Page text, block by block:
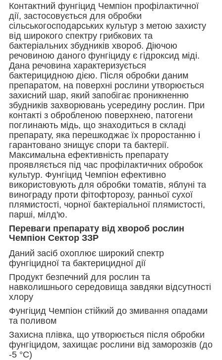
Контактний фунгіцид Чемпіон профілактичної
дії, застосовується для обробки
сільськогосподарських культур з метою захисту
від широкого спектру грибкових та
бактеріальних збудників хвороб. Діючою
речовиною даного фунгіциду є гідроксид міді.
Дана речовина характеризується
бактерицидною дією. Після обробки даним
препаратом, на поверхні рослини утворюється
захисний шар, який запобігає проникненню
збудників захворювань усередину рослин. При
контакті з обробленою поверхнею, патогени
поглинають мідь, що знаходиться в складі
препарату, яка перешкоджає їх проростанню і
гарантовано знищує спори та бактерії.
Максимальна ефективність препарату
проявляється під час профілактичних обробок
культур. Фунгіцид Чемпіон ефективно
використовують для обробки томатів, яблуні та
винограду проти фітофторозу, ранньої сухої
плямистості, чорної бактеріальної плямистості,
парші, мілд'ю.
Переваги препарату від хвороб рослин
Чемпіон Сектор ЗЗР
Даний засіб охоплює широкий спектр
фунгіцидної та бактерицидної дії
Продукт безпечний для рослин та
навколишнього середовища завдяки відсутності
хлору
Фунгіцид Чемпіон стійкий до змивання опадами
та поливом
Захисна плівка, що утворюється після обробки
фунгіцидом, захищає рослини від заморозків (до
-5 °С)